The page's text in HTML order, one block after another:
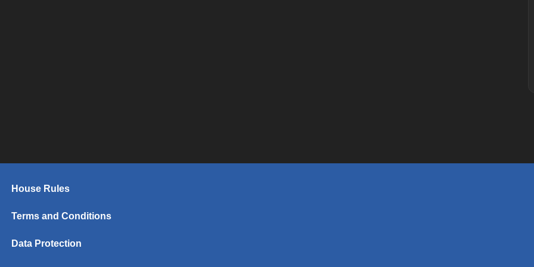
House Rules
Terms and Conditions
Data Protection